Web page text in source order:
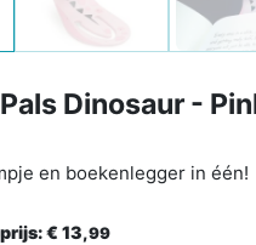
Dinosaur -
en boekenlegger in één!
€ 13,99